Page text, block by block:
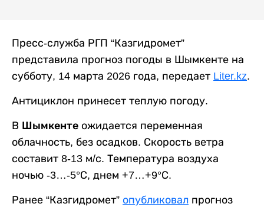
Пресс-служба РГП “Казгидромет”
представила прогноз погоды в Шымкенте на
субботу, 14 марта 2026 года, передает Liter.kz.
Антициклон принесет теплую погоду.
В Шымкенте ожидается переменная
облачность, без осадков. Скорость ветра
составит 8-13 м/с. Температура воздуха
ночью -3…-5°С, днем +7…+9°С.
Ранее “Казгидромет” опубликовал прогноз